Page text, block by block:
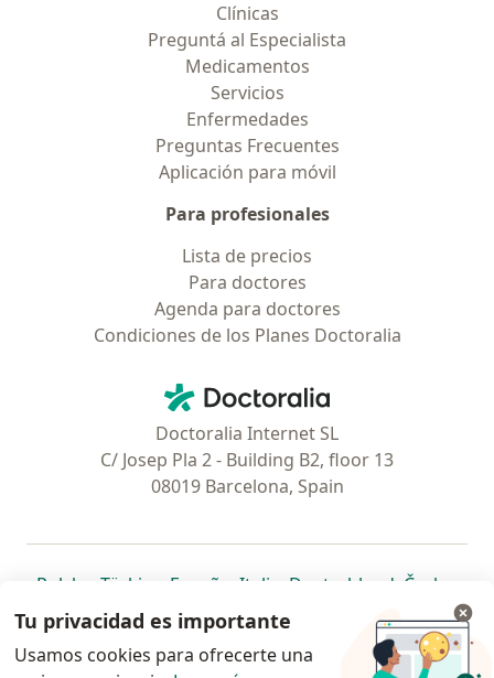
Clínicas
Preguntá al Especialista
Medicamentos
Servicios
Enfermedades
Preguntas Frecuentes
Aplicación para móvil
Para profesionales
Lista de precios
Para doctores
Agenda para doctores
Condiciones de los Planes Doctoralia
Doctoralia - Página de inicio
Doctoralia Internet SL
C/ Josep Pla 2 - Building B2, floor 13
08019 Barcelona, Spain
Polska se abre en una nueva pestaña
Türkiye se abre en una nueva pestaña
España se abre en una nueva pestaña
Italia se abre en una nueva
Deutschlandse abre en
Česko
Portugal
se abre en una nueva pestaña
México se abre en una nueva pestaña
Chile se abre en una nueva pestaña
Brasil se abre en una nueva
se abre en
se
se abre en una nueva
Tu privacidad es importante
Usamos cookies para ofrecerte una